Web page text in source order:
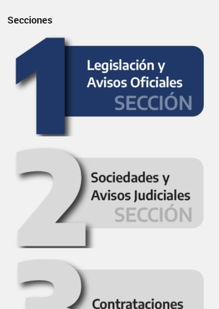
Secciones